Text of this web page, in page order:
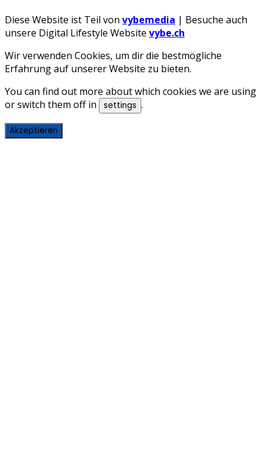
Diese Website ist Teil von vybemedia | Besuche auch
unsere Digital Lifestyle Website vybe.ch
Wir verwenden Cookies, um dir die bestmögliche
Erfahrung auf unserer Website zu bieten.
You can find out more about which cookies we are using
or switch them off in
settings .
Akzeptieren